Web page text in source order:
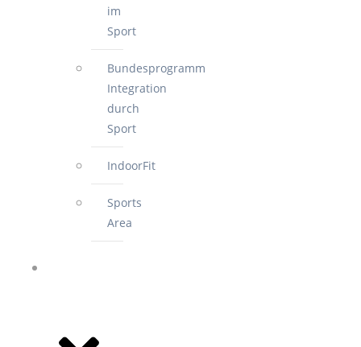
im
Sport
Bundesprogramm
Integration
durch
Sport
IndoorFit
Sports
Area